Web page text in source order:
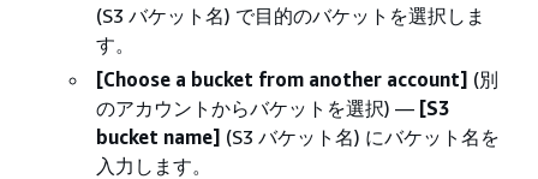
(S3 バケット名) で目的のバケットを選択しま
す。
[Choose a bucket from another account] (別
のアカウントからバケットを選択) — [S3
bucket name] (S3 バケット名) にバケット名を
入力します。